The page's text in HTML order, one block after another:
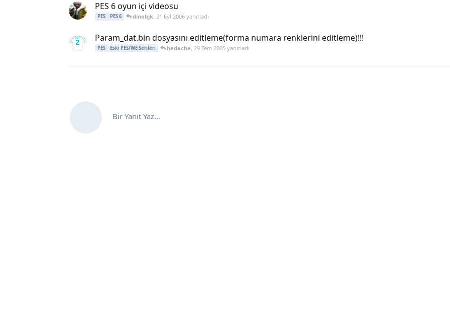
PES 6 oyun içi videosu
PES PES 6 dinobjk, 21 Eyl 2006yanıtladı
Param_dat.bin dosyasını editleme(forma numara renklerini editleme)!!!
PES Eski PES/WE Serileri hedache, 29 Tem 2005yanıtladı
Bir Yanıt Yaz...